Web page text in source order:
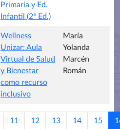
Primaria y Ed.
Infantil (2ª Ed.)
Wellness
Unizar: Aula
Virtual de Salud
y Bienestar
como recurso
inclusivo
María
Yolanda
Marcén
Román
11 12 13 14 15